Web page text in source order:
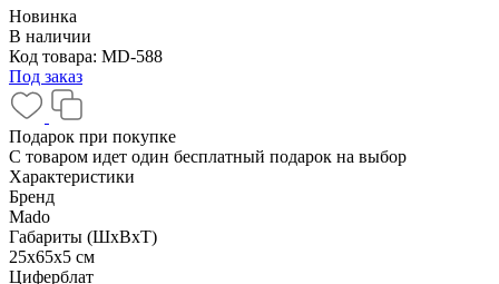
Новинка
В наличии
Код товара: MD-588
Под заказ
Подарок при покупке
С товаром идет один бесплатный подарок на выбор
Характеристики
Бренд
Mado
Габариты (ШхВхТ)
25x65x5 см
Циферблат